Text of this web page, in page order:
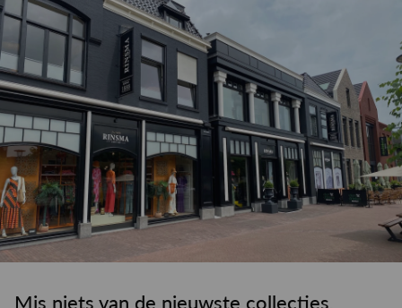
Mis niets van de nieuwste collecties,